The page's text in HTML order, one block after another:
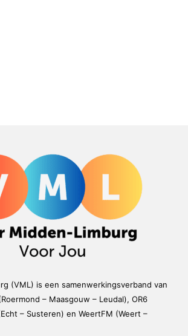
(VML) is een samenwerkingsverband van
– Maasgouw – Leudal), OR6
– Susteren) en WeertFM (Weert –